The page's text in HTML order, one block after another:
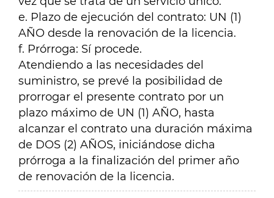
e. Plazo de ejecución del contrato: UN (1)
AÑO desde la renovación de la licencia.
f. Prórroga: Sí procede.
Atendiendo a las necesidades del
suministro, se prevé la posibilidad de
prorrogar el presente contrato por un
plazo máximo de UN (1) AÑO, hasta
alcanzar el contrato una duración máxima
de DOS (2) AÑOS, iniciándose dicha
prórroga a la finalización del primer año
de renovación de la licencia.